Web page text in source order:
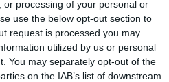
processing of your personal or
use the below opt-out section to
request is processed you may
utilized by us or personal
You may separately opt-out of the
on the IAB’s list of downstream